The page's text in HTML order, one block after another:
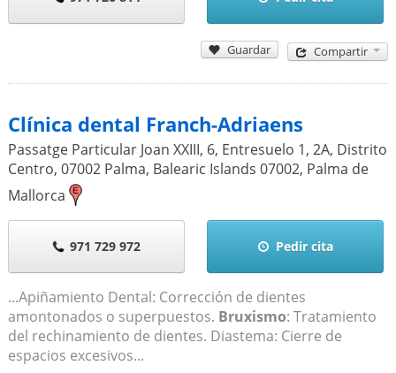
Guardar Compartir
Clínica dental Franch-Adriaens
Passatge Particular Joan XXIII, 6, Entresuelo 1, 2A, Distrito
Centro, 07002 Palma, Balearic Islands 07002, Palma de
Mallorca
971 729 972 Pedir cita
...Apiñamiento Dental: Corrección de dientes
amontonados o superpuestos. Bruxismo: Tratamiento
del rechinamiento de dientes. Diastema: Cierre de
espacios excesivos...